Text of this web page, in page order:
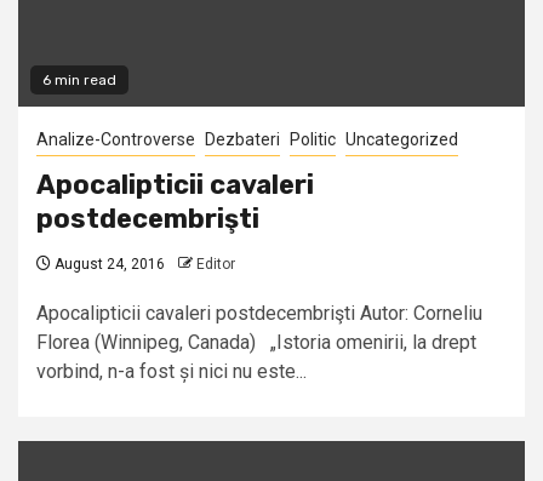
6 min read
Analize-Controverse Dezbateri Politic Uncategorized
Apocalipticii cavaleri
postdecembrişti
August 24, 2016 Editor
Apocalipticii cavaleri postdecembrişti Autor: Corneliu
Florea (Winnipeg, Canada) „Istoria omenirii, la drept
vorbind, n-a fost și nici nu este...